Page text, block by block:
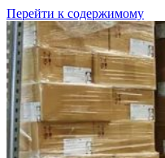
Перейти к содержимому